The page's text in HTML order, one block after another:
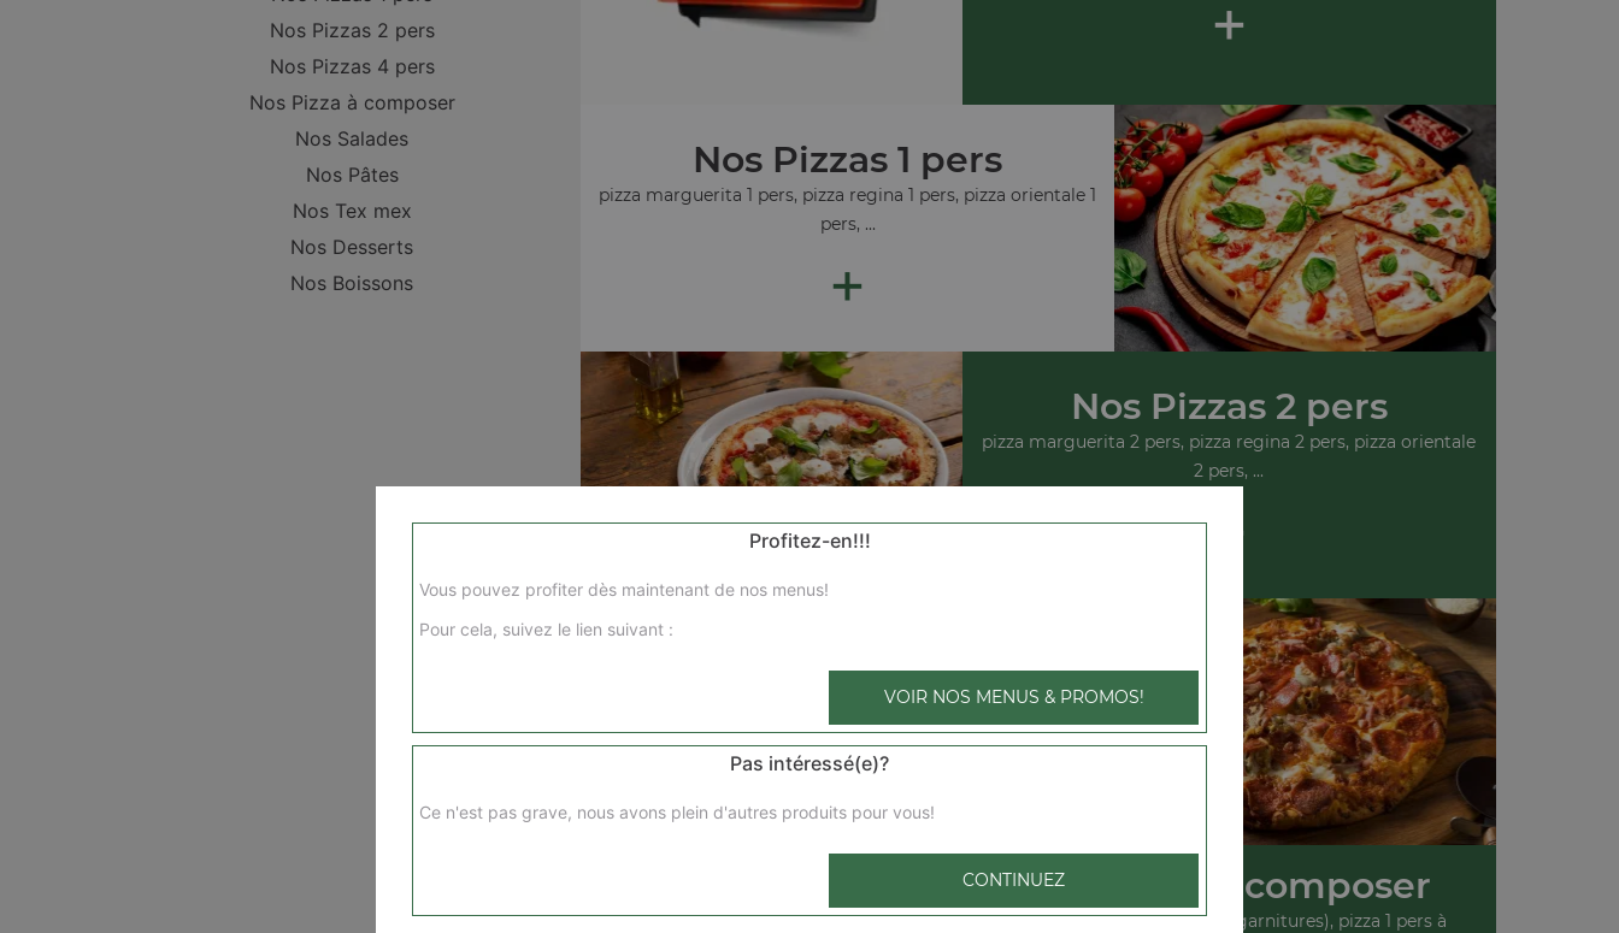
Nos Pizzas 2 pers
Nos Pizzas 4 pers
Nos Pizza à composer
Nos Salades
Nos Pâtes
Nos Tex mex
Nos Desserts
Nos Boissons
+
Nos Pizzas 1 pers
pizza marguerita 1 pers, pizza regina 1 pers, pizza orientale 1
pers, ...
+
Nos Pizzas 2 pers
pizza marguerita 2 pers, pizza regina 2 pers, pizza orientale
2 pers, ...
pizza marguerita 4 pers, pizza regina 4 pers, pizza orientale
+
Nos Pizza à composer
pizza 1 pers à composer (2 garnitures), pizza 1 pers à
Profitez-en!!!
Vous pouvez profiter dès maintenant de nos menus!
Pour cela, suivez le lien suivant :
VOIR NOS MENUS & PROMOS!
Pas intéressé(e)?
Ce n'est pas grave, nous avons plein d'autres produits pour vous!
CONTINUEZ